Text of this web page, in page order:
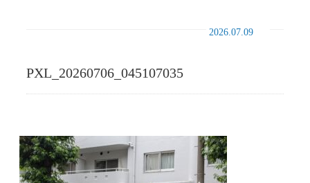
2026.07.09
PXL_20260706_045107035